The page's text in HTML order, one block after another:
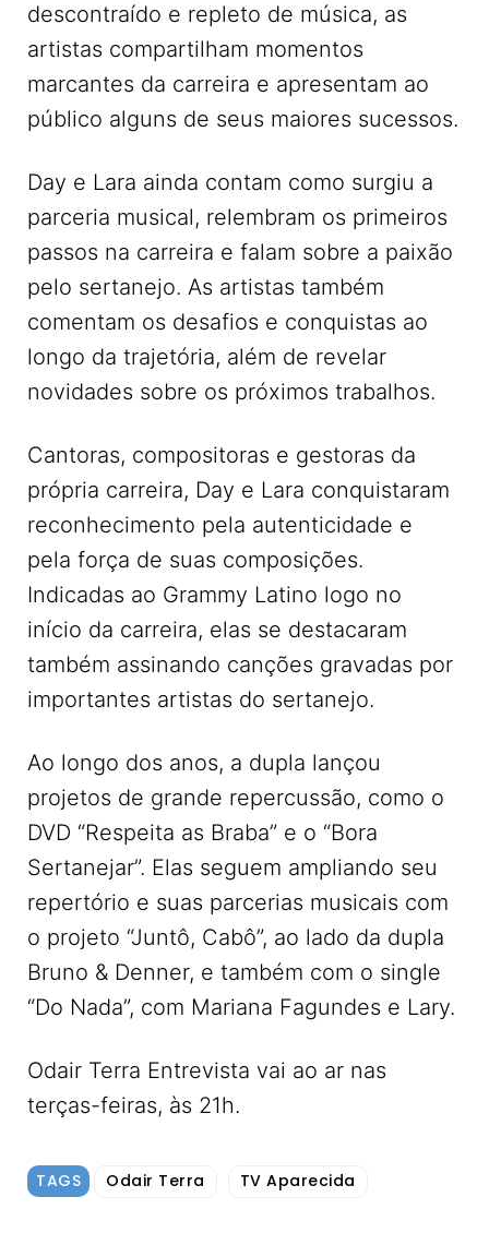
descontraído e repleto de música, as
artistas compartilham momentos
marcantes da carreira e apresentam ao
público alguns de seus maiores sucessos.
Day e Lara ainda contam como surgiu a
parceria musical, relembram os primeiros
passos na carreira e falam sobre a paixão
pelo sertanejo. As artistas também
comentam os desafios e conquistas ao
longo da trajetória, além de revelar
novidades sobre os próximos trabalhos.
Cantoras, compositoras e gestoras da
própria carreira, Day e Lara conquistaram
reconhecimento pela autenticidade e
pela força de suas composições.
Indicadas ao Grammy Latino logo no
início da carreira, elas se destacaram
também assinando canções gravadas por
importantes artistas do sertanejo.
Ao longo dos anos, a dupla lançou
projetos de grande repercussão, como o
DVD “Respeita as Braba” e o “Bora
Sertanejar”. Elas seguem ampliando seu
repertório e suas parcerias musicais com
o projeto “Juntô, Cabô”, ao lado da dupla
Bruno & Denner, e também com o single
“Do Nada”, com Mariana Fagundes e Lary.
Odair Terra Entrevista vai ao ar nas
terças-feiras, às 21h.
TAGS Odair Terra TV Aparecida